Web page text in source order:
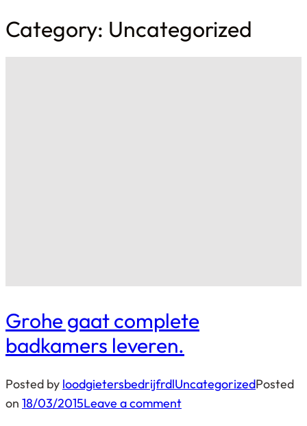
Category: Uncategorized
Grohe gaat complete
badkamers leveren.
Posted by loodgietersbedrijfrdlUncategorizedPosted
on 18/03/2015Leave a comment